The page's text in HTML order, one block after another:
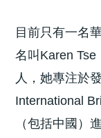
目前只有一名
名叫Karen
人，她專注於
International
（包括中國）